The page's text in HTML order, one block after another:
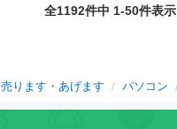
全1192件中 1-50件表示
売ります・あげます パソコン